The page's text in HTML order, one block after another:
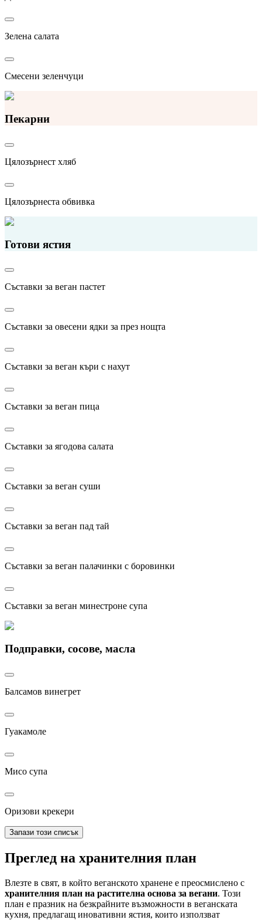
Зелена салата
Смесени зеленчуци
Пекарни
Цялозърнест хляб
Цялозърнеста обвивка
Готови ястия
Съставки за веган пастет
Съставки за овесени ядки за през нощта
Съставки за веган къри с нахут
Съставки за веган пица
Съставки за ягодова салата
Съставки за веган суши
Съставки за веган пад тай
Съставки за веган палачинки с боровинки
Съставки за веган минестроне супа
Подправки, сосове, масла
Балсамов винегрет
Гуакамоле
Мисо супа
Оризови крекери
Запази този списък
Преглед на хранителния план
Влезте в свят, в който веганското хранене е преосмислено с
хранителния план на растителна основа за вегани. Този
план е празник на безкрайните възможности в веганската
кухня, предлагащ иновативни ястия, които използват